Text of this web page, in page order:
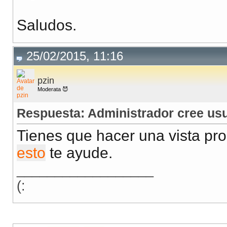
Saludos.
25/02/2015, 11:16
pzin
Moderata 😈
Respuesta: Administrador cree
Tienes que hacer una vista
esto te ayude.
(: